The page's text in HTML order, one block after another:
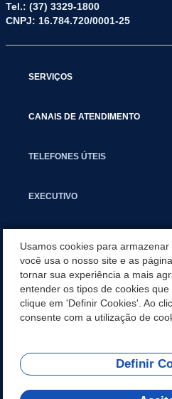
Tel.: (37) 3329-1800
CNPJ: 16.784.720/0001-25
SERVIÇOS
CANAIS DE ATENDIMENTO
TELEFONES ÚTEIS
EXECUTIVO
APLICATIVO
SECRETARIAS
REDES SOCIAIS
Usamos cookies para
você usa o nosso site e as
tornar sua experiência a mais
entender os tipos de cookies que
clique em 'Definir Cookies'. Ao
consente com a utilização de
Definir